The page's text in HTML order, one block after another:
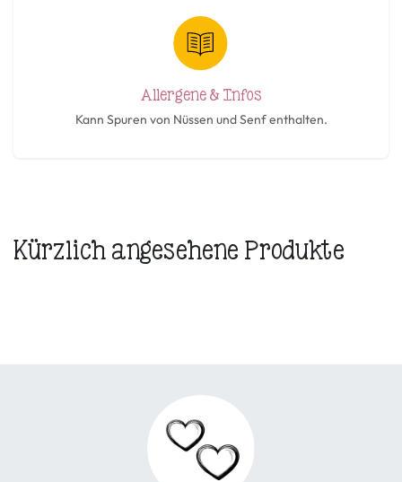
Allergene & Infos
Kann Spuren von Nüssen und Senf enthalten.
Kürzlich angesehene Produkte